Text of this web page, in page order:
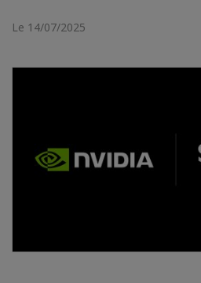
Le 14/07/2025